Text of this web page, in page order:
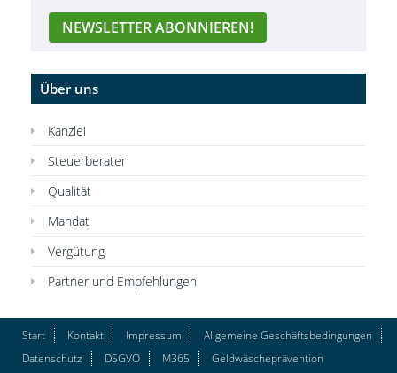
Über uns
Kanzlei
Steuerberater
Qualität
Mandat
Vergütung
Partner und Empfehlungen
Start Kontakt Impressum
Allgemeine Geschäftsbedingungen
Datenschutz
DSGVO M365 Geldwäscheprävention